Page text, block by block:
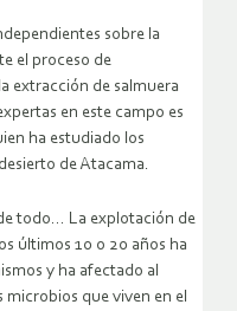
sobre la
el proceso de
extracción de salmuera
en este campo es
ha estudiado los
de Atacama.
todo… La explotación de
últimos 10 o 20 años ha
y ha afectado al
microbios que viven en el